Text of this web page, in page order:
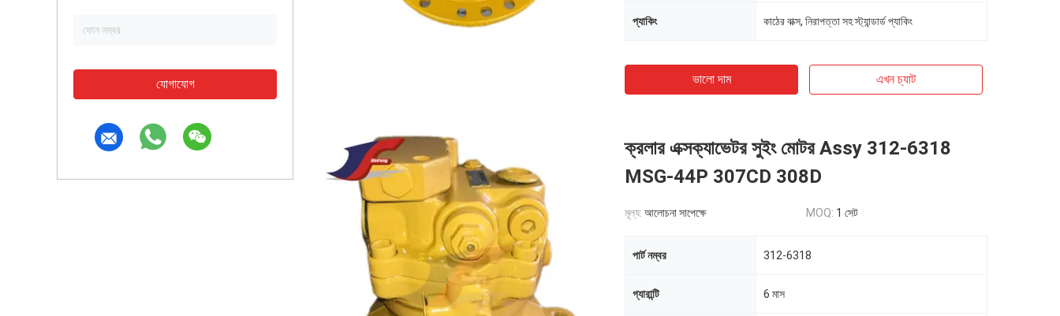
যোগাযোগ
প্যাকিং কাঠের বাক্স, নিরাপত্তা সহ স্ট্যান্ডার্ড প্যাকিং
ভালো দাম এখন চ্যাট
ক্রলার এক্সক্যাভেটর সুইং মোটর Assy 312-6318
MSG-44P 307CD 308D
মূল্য: আলোচনা সাপেক্ষে MOQ: 1 সেট
পার্ট নম্বর 312-6318
গ্যারান্টি 6 মাস